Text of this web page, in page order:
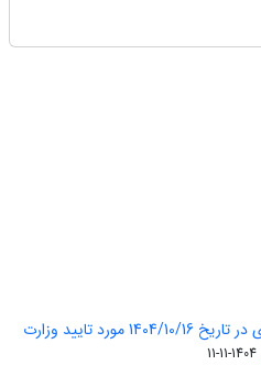
فصلنامه سیاستگذاری پیشرفت شهری در تاریخ 1404/10/16 مورد تایید وزارت
1404-11-11